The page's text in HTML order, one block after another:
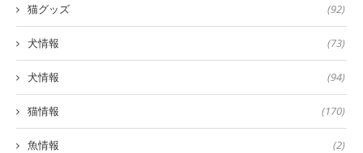
猫グッズ (92)
犬情報 (73)
犬情報 (94)
猫情報 (170)
魚情報 (2)